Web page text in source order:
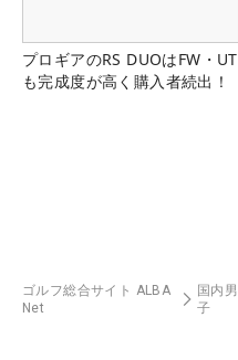
プロギアのRS DUOはFW・UT
も完成度が高く購入者続出！
ゴルフ総合サイト ALBA
Net
国内男
子